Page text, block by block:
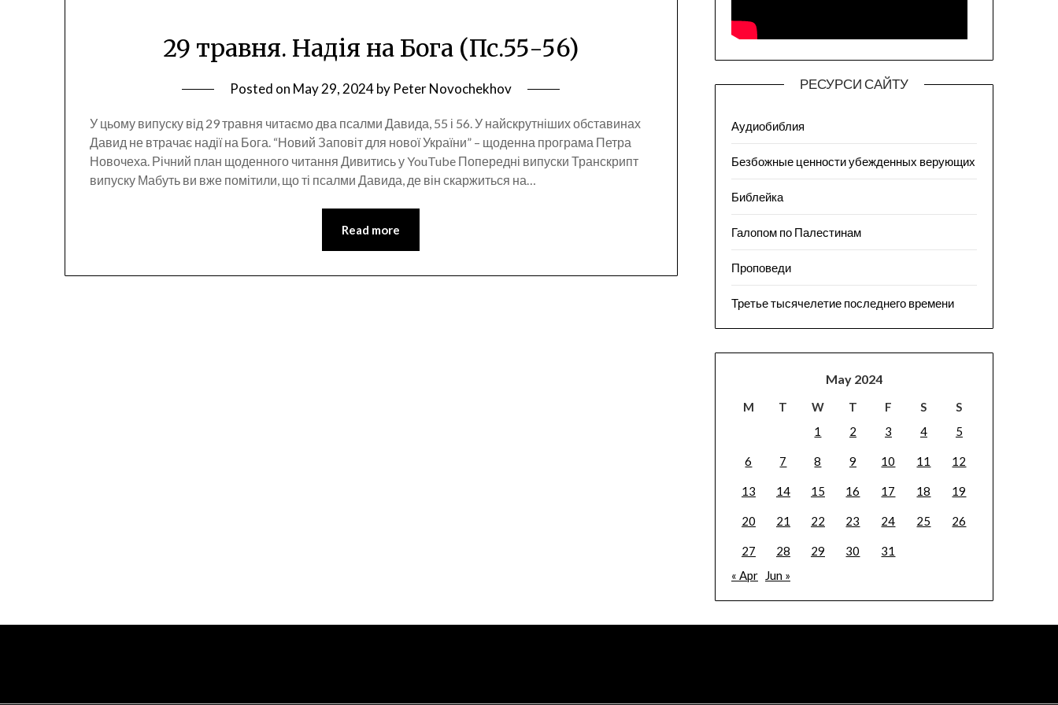
29 травня. Надія на Бога (Пс.55-56)
Posted on May 29, 2024by Peter Novochekhov
У цьому випуску від 29 травня читаємо два псалми Давида, 55 і 56. У найскрутніших обставинах
Давид не втрачає надії на Бога. “Новий Заповіт для нової України” – щоденна програма Петра
Новочеха. Річний план щоденного читання Дивитись у YouTube Попередні випуски Транскрипт
випуску Мабуть ви вже помітили, що ті псалми Давида, де він скаржиться на…
Read more
РЕСУРСИ САЙТУ
Аудиобиблия
Безбожные ценности убежденных верующих
Библейка
Галопом по Палестинам
Проповеди
Третье тысячелетие последнего времени
May 2024
M T W T F S
S
1
2 3 4 5
6 7 8 9 10 11 12
13 14 15 16 17 18 19
20 21 22 23 24 25 26
27 28 29 30
31
« Apr
Jun »